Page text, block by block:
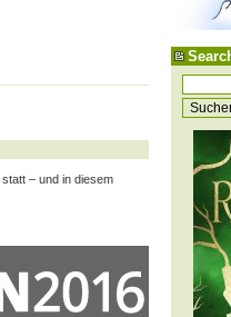
statt – und in diesem